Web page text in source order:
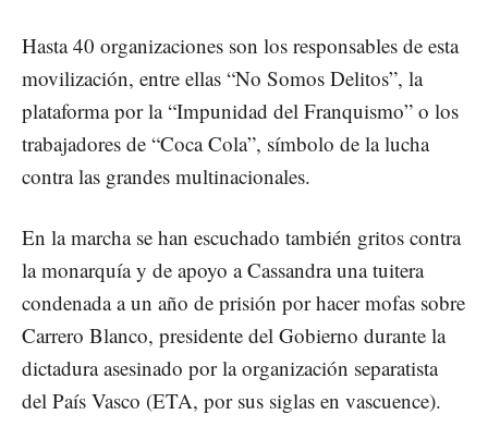
Hasta 40 organizaciones son los responsables de esta
movilización, entre ellas “No Somos Delitos”, la
plataforma por la “Impunidad del Franquismo” o los
trabajadores de “Coca Cola”, símbolo de la lucha
contra las grandes multinacionales.
En la marcha se han escuchado también gritos contra
la monarquía y de apoyo a Cassandra una tuitera
condenada a un año de prisión por hacer mofas sobre
Carrero Blanco, presidente del Gobierno durante la
dictadura asesinado por la organización separatista
del País Vasco (ETA, por sus siglas en vascuence).